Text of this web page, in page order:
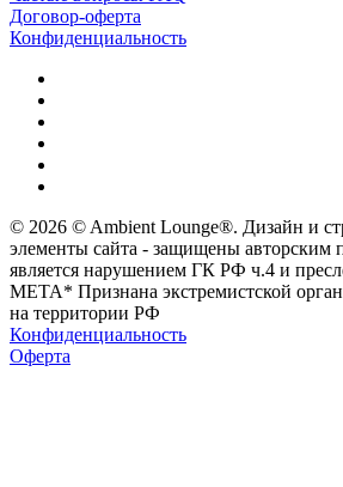
Договор-оферта
Конфиденциальность
© 2026 © Ambient Lounge®. Дизайн и
элементы сайта - защищены авторским
является нарушением ГК РФ ч.4 и
МЕТА* Признана экстремистской
на территории РФ
Конфиденциальность
Оферта